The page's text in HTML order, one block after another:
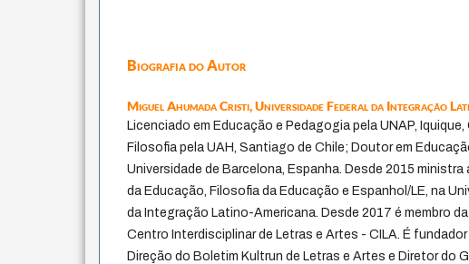
Biografia do Autor
Miguel Ahumada Cristi,Universidade Federal da Integração
Licenciado em Educação e Pedagogia pela UNAP, Iquique,
Filosofia pela UAH, Santiago de Chile; Doutor em
Universidade de Barcelona, Espanha. Desde 2015
da Educação, Filosofia da Educação e Espanhol/LE, na
da Integração Latino-Americana. Desde 2017 é membro
Centro Interdisciplinar de Letras e Artes - CILA. É fundador
Direção do Boletim Kultrun de Letras e Artes e Diretor do